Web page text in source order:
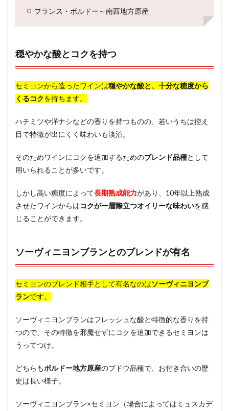
フランス・ボルドー～南西地方原産
穏やかな酸とコクを持つ
セミヨンから造ったワインは穏やかな酸と、十分な糖度から
くるコクを持ちます。
ハチミツや洋ナシなどの香りを持つものの、若いうちは控え
目で特徴が出にくく味わいも淡泊。
そのためワインにコクを追加するためのブレンド品種として
用いられることが多いです。
しかし高い糖度によって長期熟成能力があり、10年以上熟成
させたワインからはコクが一層際立つオイリーな味わいを感
じることができます。
ソーヴィニヨンブランとのブレンドが有名
セミヨンのブレンド相手として有名なのはソーヴィニヨンブ
ランです。
ソーヴィニヨンブランはフレッシュな酸と特徴的な香りを持
つので、その特徴を邪魔せずにコクを追加できるセミヨンは
うってつけ。
どちらもボルドー地方原産のブドウ品種で、お付き合いの歴
史は長い様子。
ソーヴィニヨンブラン×セミヨン（場合によってはミュスカデ